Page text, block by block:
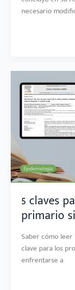
necesario
5 claves
primario
Saber cómo
clave para los
enfrentarse a